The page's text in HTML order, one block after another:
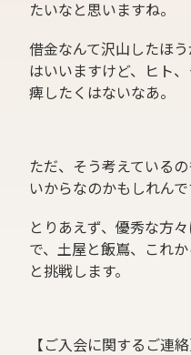
たいなと思いますね。
借金なんて沢山したほ
はいいますけど、ヒト
痺したくはないなあ。
ただ、そう考えている
いからなのかもしれんで
とりあえず、優秀な方
で、土屋と飯嶌、これ
と挑戦します。
【ご入会に関するご連絡